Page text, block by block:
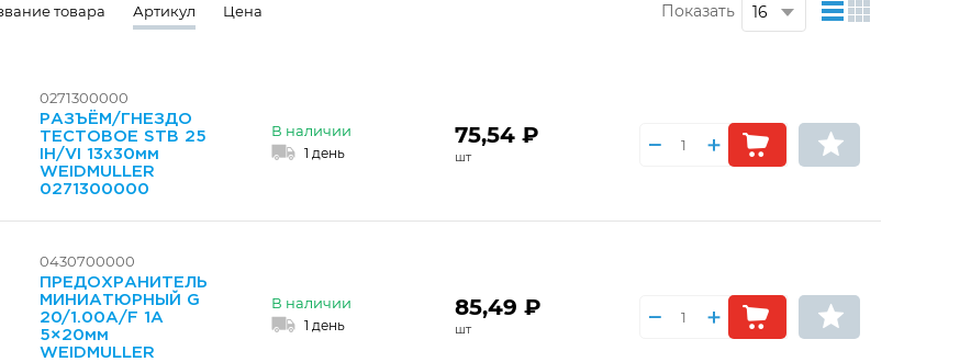
Показать
товара Артикул Цена
0271300000
РАЗЪЁМ/ГНЕЗДО
ТЕСТОВОЕ STB 25
IH/VI 13х30мм
WEIDMULLER
0271300000
75,54 ₽
В наличии
1 день
0430700000
ПРЕДОХРАНИТЕЛЬ
МИНИАТЮРНЫЙ G
20/1.00A/F 1А
5×20мм
WEIDMULLER
85,49 ₽
В наличии
1 день